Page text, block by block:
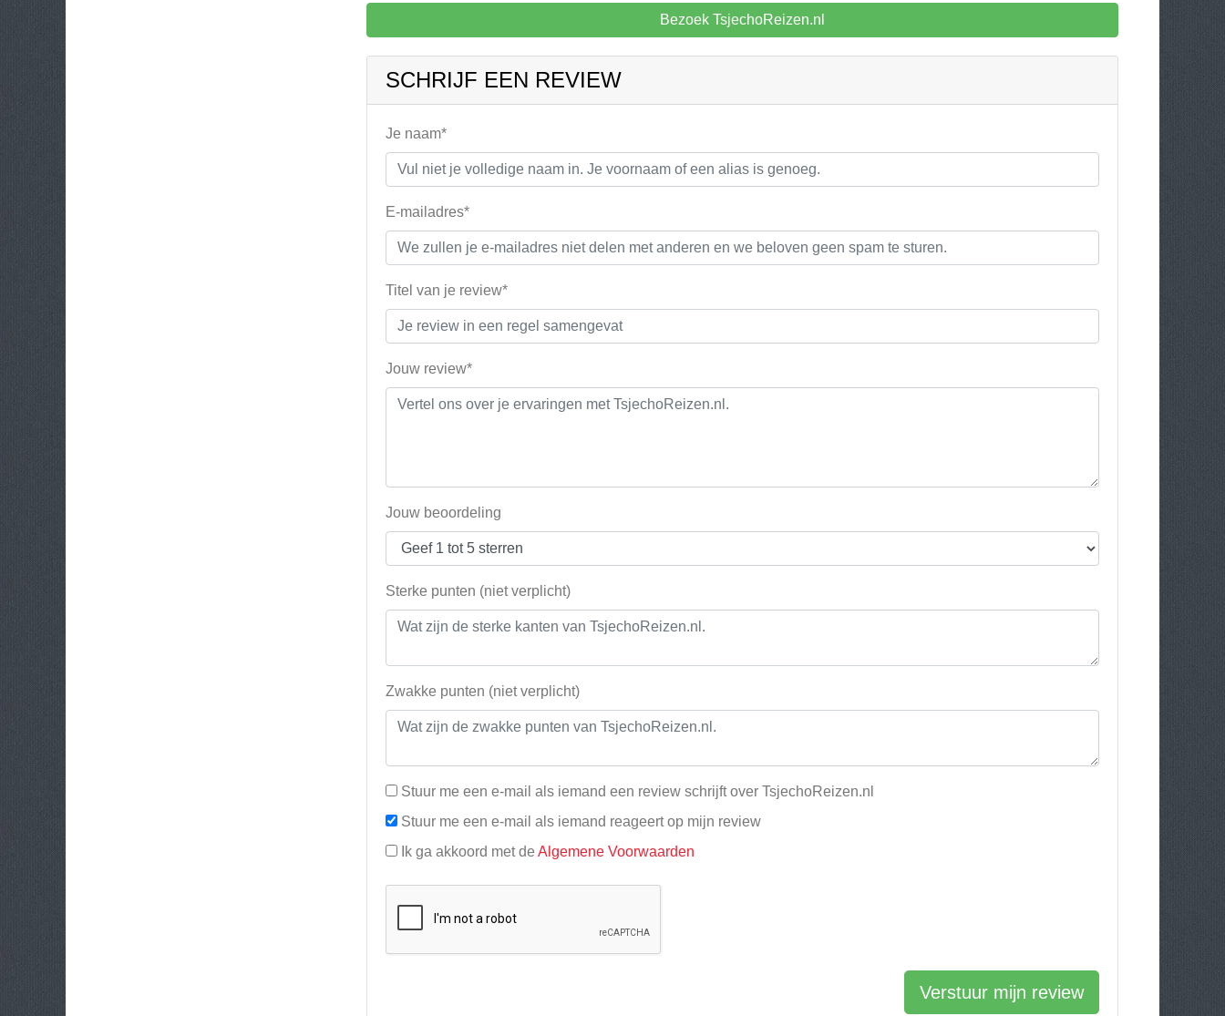
Bezoek TsjechoReizen.nl
SCHRIJF EEN REVIEW
Je naam*
E-mailadres*
Titel van je review*
Jouw review*
Jouw beoordeling
Sterke punten (niet verplicht)
Zwakke punten (niet verplicht)
Stuur me een e-mail als iemand een review schrijft over TsjechoReizen.nl
Stuur me een e-mail als iemand reageert op mijn review
Ik ga akkoord met de Algemene Voorwaarden
Verstuur mijn review